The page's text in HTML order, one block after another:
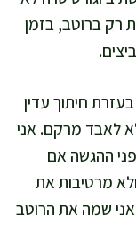
רק ברוטב, בזמן
חיתוך עדין
לאבד מרקם. אני
ההגשה אם
מרטיבות את
שמה את הרוטב